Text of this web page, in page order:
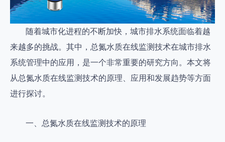
随着城市化进程的不断加快，城市排水系统面临着越
来越多的挑战。其中，总氮水质在线监测技术在城市排水
系统管理中的应用，是一个非常重要的研究方向。本文将
从总氮水质在线监测技术的原理、应用和发展趋势等方面
进行探讨。
一、总氮水质在线监测技术的原理